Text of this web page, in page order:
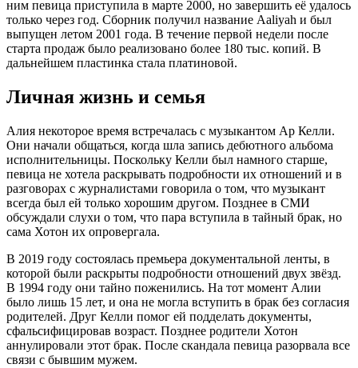
ним певица приступила в марте 2000, но завершить её удалось
только через год. Сборник получил название Aaliyah и был
выпущен летом 2001 года. В течение первой недели после
старта продаж было реализовано более 180 тыс. копий. В
дальнейшем пластинка стала платиновой.
Личная жизнь и семья
Алия некоторое время встречалась с музыкантом Ар Келли.
Они начали общаться, когда шла запись дебютного альбома
исполнительницы. Поскольку Келли был намного старше,
певица не хотела раскрывать подробности их отношений и в
разговорах с журналистами говорила о том, что музыкант
всегда был ей только хорошим другом. Позднее в СМИ
обсуждали слухи о том, что пара вступила в тайный брак, но
сама Хотон их опровергала.
В 2019 году состоялась премьера документальной ленты, в
которой были раскрыты подробности отношений двух звёзд.
В 1994 году они тайно поженились. На тот момент Алии
было лишь 15 лет, и она не могла вступить в брак без согласия
родителей. Друг Келли помог ей подделать документы,
сфальсифицировав возраст. Позднее родители Хотон
аннулировали этот брак. После скандала певица разорвала все
связи с бывшим мужем.